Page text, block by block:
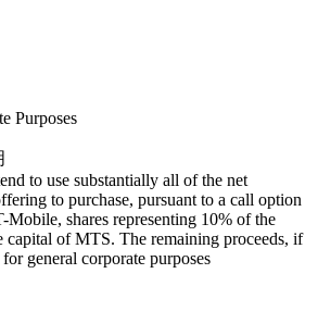
Purposes
to use substantially all of the net
to purchase, pursuant to a call option
Mobile, shares representing 10% of the
capital of MTS. The remaining proceeds, if
general corporate purposes